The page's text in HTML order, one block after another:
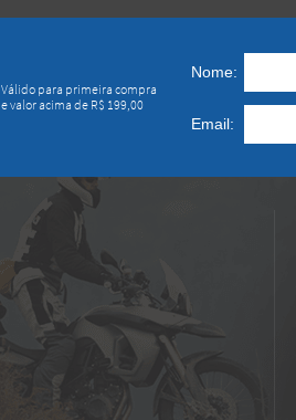
Válido para primeira compra
e valor acima de R$ 199,00
Nome:
Email: